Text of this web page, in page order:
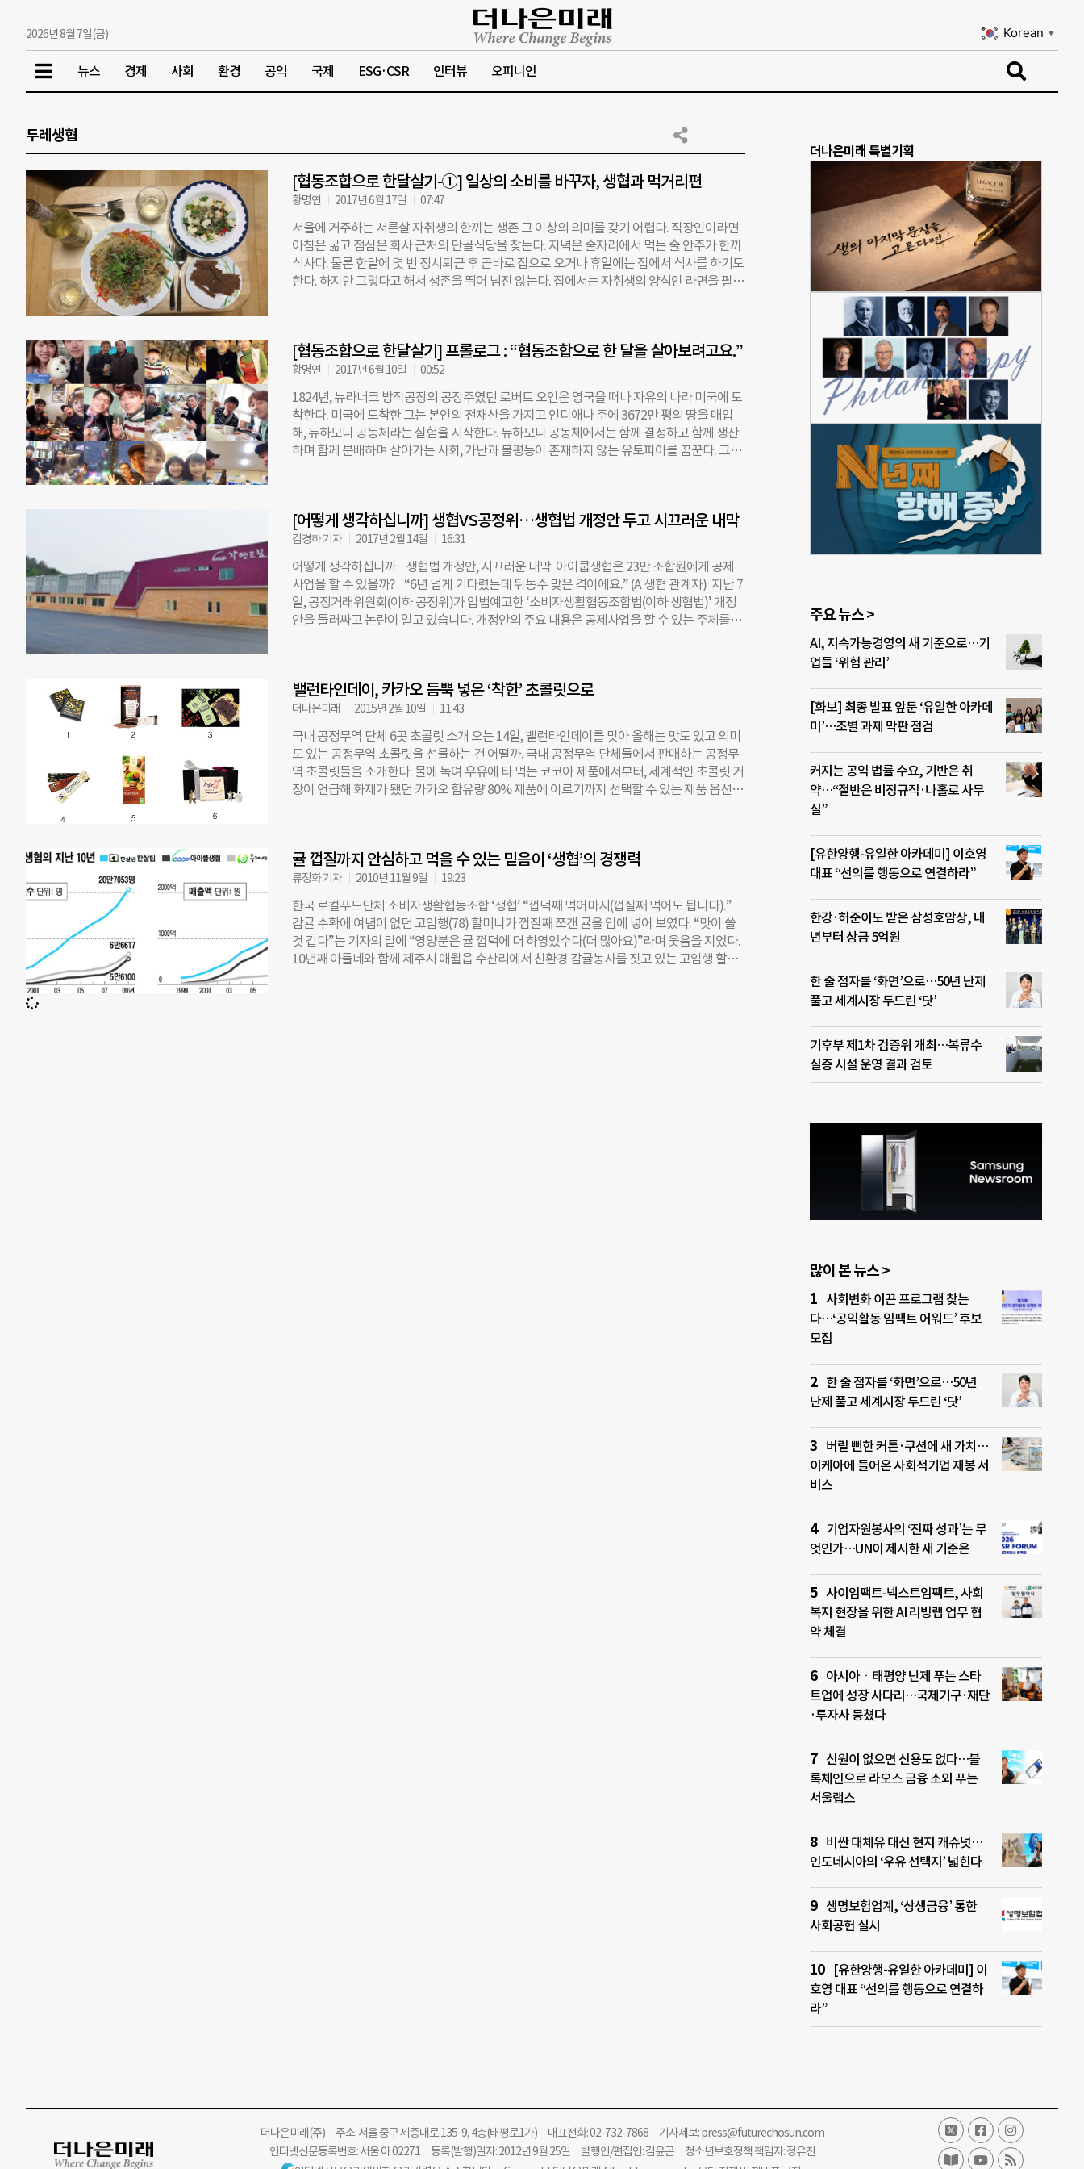
2026년 8월 7일(금) Korean ▼
뉴스 경제 사회 환경 공익 국제 ESG·CSR 인터뷰 오피니언
두레생협
[협동조합으로 한달살기-①] 일상의 소비를 바꾸자, 생협과 먹거리편
황명연 2017년 6월 17일 07:47
서울에 거주하는 서른살 자취생의 한끼는 생존 그 이상의 의미를 갖기 어렵다. 직장인이라면
아침은 굶고 점심은 회사 근처의 단골식당을 찾는다. 저녁은 술자리에서 먹는 술 안주가 한끼
식사다. 물론 한달에 몇 번 정시퇴근 후 곧바로 집으로 오거나 휴일에는 집에서 식사를 하기도
한다. 하지만 그렇다고 해서 생존을 뛰어 넘진 않는다. 집에서는 자취생의 양식인 라면을 필두
러나 협동조합으로 소비한다는 것은 이제부터 한끼, 한끼의 식사를 고민해야함을 말했다. 식
사를 하기 위해 필요한 식재료는 협동조합을 통해 구매해야했으며, 편의점이나 근처 식당을
찾아 갈 수 없었다. 협동조합을 통해 식재료를 구매하는 것은 무척 어려울 것이라고 생각했다.
결론부터 말하자면 필자는 힘든 상황을 무사히 버텨냈다. 솔직히 말하자면, 별 불편함 없이 한
달을 살 수 있었다. 이번편은 생협과 먹거리에 대한 이야기이다. ☞협동조합으로 한달살기 프
로젝트가 궁금하시다면? 협동조합과 생협은 무엇인가요? 소비자협동조합은 재화 및 서비스
의 소비와 이용을 목적으로 하는 협동조합이다. 소비자협동조합은 크게 소비자생활협동조합
다. 친환경 물품을 소비로 하는 생협이 현재 가장 규모가 크다. 하지만, 소비자협동조합 모두
가 친환경 식품과 건강한 소비를 목적으로 하지 않는다. 예를 들어 대학 내에 존재하는 대학생
소비자생활협동조합은 친환경식품의
[협동조합으로 한달살기] 프롤로그 : “협동조합으로 한 달을 살아보려고요.”
황명연 2017년 6월 10일 00:52
1824년, 뉴라너크 방직공장의 공장주였던 로버트 오언은 영국을 떠나 자유의 나라 미국에 도
착한다. 미국에 도착한 그는 본인의 전재산을 가지고 인디애나 주에 3672만 평의 땅을 매입
해, 뉴하모니 공동체라는 실험을 시작한다. 뉴하모니 공동체에서는 함께 결정하고 함께 생산
하며 함께 분배하며 살아가는 사회, 가난과 불평등이 존재하지 않는 유토피아를 꿈꾼다. 그러
었다. 5년이 채 안 되어 1만1000개가 넘는 협동조합이 설립되었으며, 지난 5년간의 모습은
200여년전 오언의 실험과 결코 다르지않다. 함께 소비하고 이용하는 소비공동체, 주거문제를
해결하는 주거공동체, 공동으로 생산하고 분배하는 기업, 협동조합의 실험이 이곳 대한민국
에서 계속되고 있다. 퇴사 후 시작된 30일간의 프로젝트 : 협동조합으로만 살아볼래! 대학을
졸업하고 입사한 첫 직장. 필자의 일은 누군가에겐 생소한 협동조합 교육을 운영하는 일이었
다. 2012년 12월 협동조합기본법이 시행되면서 많은 협동조합이 생기기 시작했고, 대학 내에
서 대학생활소비자협동조합 활동과 협동조합 동아리 활동을 했던 필자는 자연스럽게 협동조
사를 결심하였다. 그렇지만 퇴사를 했다고, 협동조합에 대한 관심이 떨어진 것은 아니었다. 바
쁘게 살아온 지난 시간을 정리하는 동시에 개인적인 휴식과 새로운 경험을 원했다. 긴 여행도
하고, 외국어도 배우고, 그동안
[어떻게 생각하십니까] 생협VS공정위…생협법 개정안 두고 시끄러운 내막
김경하 기자 2017년 2월 14일 16:31
어떻게 생각하십니까 생협법 개정안, 시끄러운 내막 아이쿱생협은 23만 조합원에게 공제
사업을 할 수 있을까? “6년 넘게 기다렸는데 뒤통수 맞은 격이에요.” (A 생협 관계자) 지난 7
일, 공정거래위원회(이하 공정위)가 입법예고한 ‘소비자생활협동조합법(이하 생협법)’ 개정
안을 둘러싸고 논란이 일고 있습니다. 개정안의 주요 내용은 공제사업을 할 수 있는 주체를
자이고 공제 금액에 소정의 한도가 있는 것이 차이입니다. 사실 아이쿱생협, 한살림 등 생협
연합회들은 오래 전부터 조합원의 사고시 도움을 줄 수 있는 공제사업의 필요성을 주장해왔
습니다. 이에 어렵게 2010년 생협법이 개정되면서 ‘생협 연합회도 공정위의 인가를 받으면
공제사업을 할 수 있다’는 내용이 반영(생협법 제4절 제54조 3항)됐습니다. 하지만 ‘그림의
떡’이었습니다. 공정위가 6년 넘게 구체적인 시행령(인가 기준 및 감독 규정 등)을 마련하지
않았기 때문입니다. 덕분에 현장에선 발목이 묶여있었죠. 지난해 정무위 국감에서 박용진 의
원(더불어민주당) 의원이 공정위의 행보에 대해 지적하자, 그제서야 정재찬 공정거래위원장
감독 기준을 마련하고, 내부 감사위원회를 설치해야하는 등 구체적인 인가 기준 및 감독 규정
도 포함됐습니다. 그런데 현장은 더 뿔이 났습니다. “공정위의 생협법 개정안 입법예고는 사
실상 공제 사업 거부”라고 강한
밸런타인데이, 카카오 듬뿍 넣은 ‘착한’ 초콜릿으로
더나은미래 2015년 2월 10일 11:43
국내 공정무역 단체 6곳 초콜릿 소개 오는 14일, 밸런타인데이를 맞아 올해는 맛도 있고 의미
도 있는 공정무역 초콜릿을 선물하는 건 어떨까. 국내 공정무역 단체들에서 판매하는 공정무
역 초콜릿들을 소개한다. 물에 녹여 우유에 타 먹는 코코아 제품에서부터, 세계적인 초콜릿 거
장이 언급해 화제가 됐던 카카오 함유량 80% 제품에 이르기까지 선택할 수 있는 제품 옵션도
을 응원하자는 취지에서다. 팬클럽에 가입하고 ‘용감한 초콜릿 캠페인 키트’를 구매해 재조립
하면, 공정무역 초콜릿 80개를 재판매하는 키트로 만들어 스스로 공정무역 초콜릿 80개 캠페
인 홍보대사로 활약할 수 있다. 이퀄 초콜릿 제품은 스위트 다크(카카오 55%), 리얼 다크
(75%) 두 종류이며, 우유 맛이 나는 합성 첨가물과 유화제가 들어가지 않아 우유에 타서 마시
는 ‘이퀄 페루 코코아’ 제품도 구매할 수 있다. 밸런타인데이와 설을 맞아 커피와 초콜릿이 포
함된 다양한 선물세트도 판매한다. (상품 구매: 아름다운커피 직영 쇼핑몰
http://www.beautifulcoffee.com) ◇아시아공정무역네트워크, 베트남 ‘마루(MAROU) 초
귤 껍질까지 안심하고 먹을 수 있는 믿음이 ‘생협’의 경쟁력
류정화 기자 2010년 11월 9일 19:23
한국 로컬푸드단체 소비자생활협동조합 ‘생협’ “껍덕째 먹어마시(껍질째 먹어도 됩니다).”
감귤 수확에 여념이 없던 고임행(78) 할머니가 껍질째 쪼갠 귤을 입에 넣어 보였다. “맛이 쓸
것 같다”는 기자의 말에 “영양분은 귤 껍덕에 더 하영있수다(더 많아요)”라며 웃음을 지었다.
10년째 아들네와 함께 제주시 애월읍 수산리에서 친환경 감귤농사를 짓고 있는 고임행 할머
더나은미래 특별기획
주요 뉴스 >
AI, 지속가능경영의 새 기준으로…기
업들 ‘위험 관리’
[화보] 최종 발표 앞둔 ‘유일한 아카데
미’…조별 과제 막판 점검
커지는 공익 법률 수요, 기반은 취
약…“절반은 비정규직·나홀로 사무
실”
[유한양행-유일한 아카데미] 이호영
대표 “선의를 행동으로 연결하라”
한강·허준이도 받은 삼성호암상, 내
년부터 상금 5억원
한 줄 점자를 ‘화면’으로…50년 난제
풀고 세계시장 두드린 ‘닷’
기후부 제1차 검증위 개최…복류수
실증 시설 운영 결과 검토
많이 본 뉴스 >
사회변화 이끈 프로그램 찾는
다…‘공익활동 임팩트 어워드’ 후보
모집
한 줄 점자를 ‘화면’으로…50년
난제 풀고 세계시장 두드린 ‘닷’
버릴 뻔한 커튼·쿠션에 새 가치…
이케아에 들어온 사회적기업 재봉 서
비스
기업자원봉사의 ‘진짜 성과’는 무
엇인가…UN이 제시한 새 기준은
사이임팩트-넥스트임팩트, 사회
복지 현장을 위한 AI 리빙랩 업무 협
약 체결
아시아ㆍ태평양 난제 푸는 스타
트업에 성장 사다리…국제기구·재단
·투자사 뭉쳤다
신원이 없으면 신용도 없다…블
록체인으로 라오스 금융 소외 푸는
서울랩스
비싼 대체유 대신 현지 캐슈넛…
인도네시아의 ‘우유 선택지’ 넓힌다
생명보험업계, ‘상생금융’ 통한
사회공헌 실시
[유한양행-유일한 아카데미] 이
호영 대표 “선의를 행동으로 연결하
라”
더나은미래(주)주소: 서울 중구 세종대로 135-9, 4층(태평로1가) 대표전화: 02-732-7868 기사제보:press@futurechosun.com
인터넷신문등록번호: 서울 아 02271 등록(발행)일자: 2012년 9월 25일 발행인/편집인: 김윤곤 청소년보호정책 책임자: 정유진